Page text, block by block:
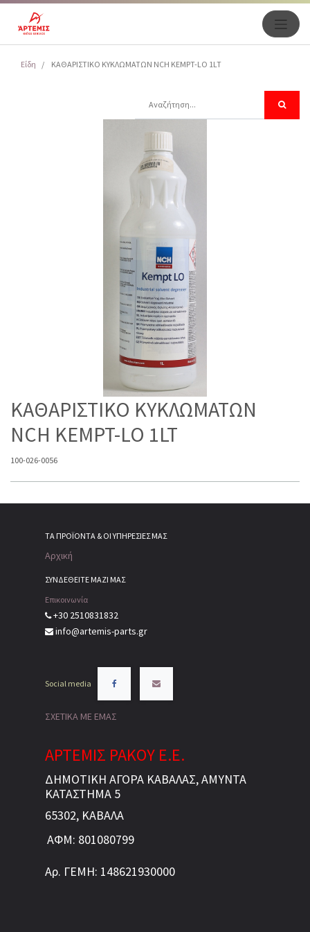
Είδη ΚΑΘΑΡΙΣΤΙΚΟ ΚΥΚΛΩΜΑΤΩΝ NCH KEMPT-LO 1LT
ΚΑΘΑΡΙΣΤΙΚΟ ΚΥΚΛΩΜΑΤΩΝ
NCH KEMPT-LO 1LT
100-026-0056
ΤΑ ΠΡΟΪΌΝΤΑ & ΟΙ ΥΠΗΡΕΣΊΕΣ ΜΑΣ
Αρχική
ΣΥΝΔΕΘΕΙΤΕ ΜΑΖΙ ΜΑΣ
Επικοινωνία
+30 2510831832
info@artemis-parts.gr
Social media
ΣΧΕΤΙΚΑ ΜΕ ΕΜΑΣ
ΑΡΤΕΜΙΣ ΡΑΚΟΥ Ε.Ε.
ΔΗΜΟΤΙΚΗ ΑΓΟΡΑ ΚΑΒΑΛΑΣ, ΑΜΥΝΤΑ
ΚΑΤΑΣΤΗΜΑ 5
65302, ΚΑΒΑΛΑ
ΑΦΜ: 801080799
Αρ. ΓΕΜΗ: 148621930000